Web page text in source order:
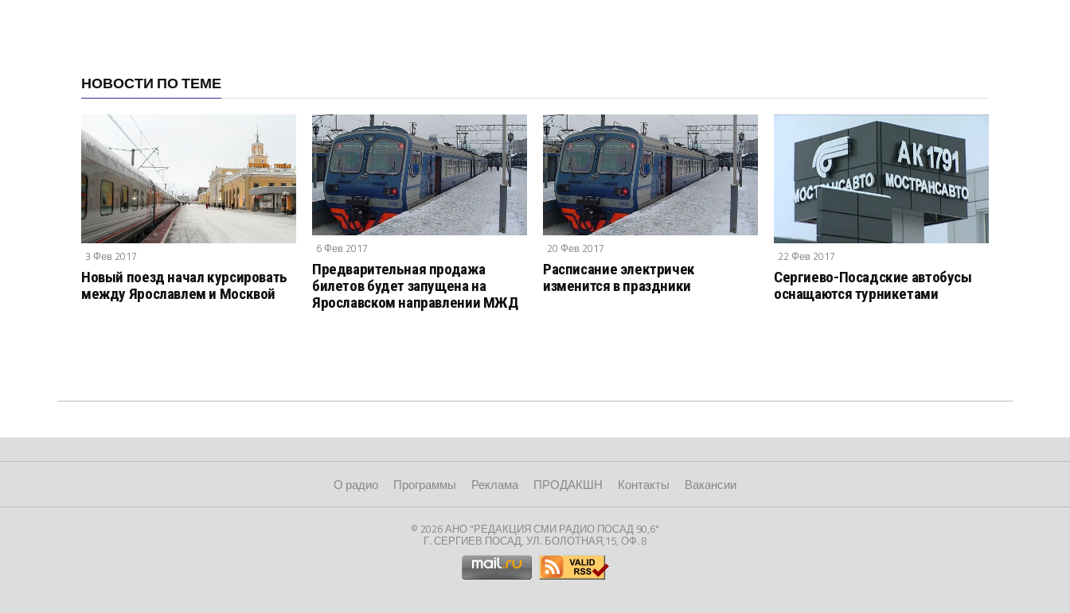
НОВОСТИ ПО ТЕМЕ
3 Фев 2017
Новый поезд начал курсировать
между Ярославлем и Москвой
6 Фев 2017
Предварительная продажа
билетов будет запущена на
Ярославском направлении МЖД
20 Фев 2017
Расписание электричек
изменится в праздники
22 Фев 2017
Сергиево-Посадские автобусы
оснащаются турникетами
О радио Программы Реклама ПРОДАКШН Контакты Вакансии
© 2026 АНО "РЕДАКЦИЯ СМИ РАДИО ПОСАД 90,6"
Г. СЕРГИЕВ ПОСАД, УЛ. БОЛОТНАЯ,15, ОФ. 8